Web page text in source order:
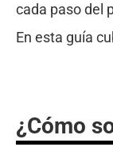
cada paso del
En esta guía
¿Cómo